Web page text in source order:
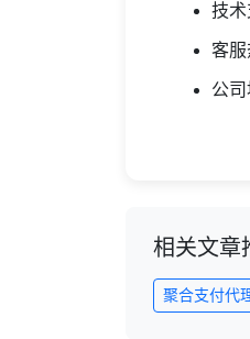
技
客
公
相关文章
聚合支付代